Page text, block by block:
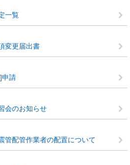
一覧
変更届出書
申請
会のお知らせ
管配管作業者の配置について